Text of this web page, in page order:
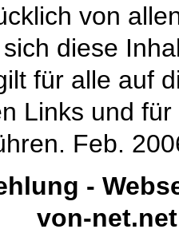
von
diese
für alle auf
Links und
Feb.
-
von-net.net